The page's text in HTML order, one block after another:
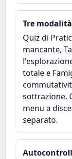
Tre
Quiz di
mancante,
totale e
sottrazione.
menu a
separato.